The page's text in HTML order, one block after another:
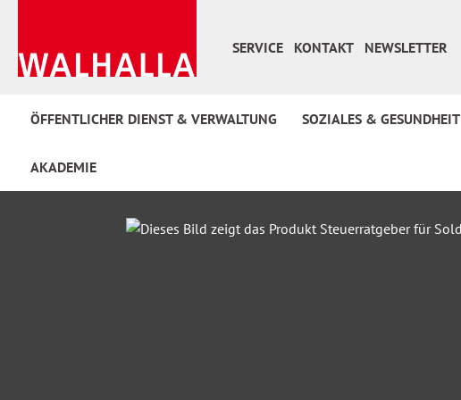
SERVICE
KONTAKT NEWSLETTER
ÖFFENTLICHER DIENST & VERWALTUNG SOZIALES & GESUNDHEIT
AKADEMIE
Bildergalerie überspringen